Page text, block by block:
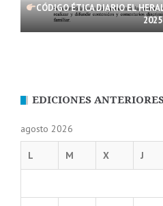
CÓDIGO ÉTICA DIARIO EL
2025
EDICIONES
agosto 2026
L M X J